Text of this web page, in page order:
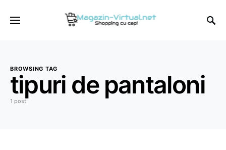
BROWSING TAG
tipuri de pantaloni
1 post